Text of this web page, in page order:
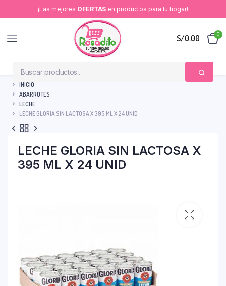
¡Las mejores OFERTAS en productos para tu hogar!
S/0.00 0
INICIO
ABARROTES
LECHE
LECHE GLORIA SIN LACTOSA X 395 ML X 24 UNID
LECHE GLORIA SIN LACTOSA X
395 ML X 24 UNID